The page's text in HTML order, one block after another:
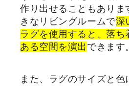
作り出せることもありま
きなリビングルームで深
ラグを使用すると、落ち
ある空間を演出 できます
また、ラグのサイズと色